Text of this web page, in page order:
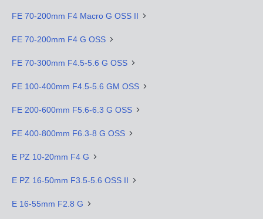
FE 70-200mm F4 Macro G OSS II
FE 70-200mm F4 G OSS
FE 70-300mm F4.5-5.6 G OSS
FE 100-400mm F4.5-5.6 GM OSS
FE 200-600mm F5.6-6.3 G OSS
FE 400-800mm F6.3-8 G OSS
E PZ 10-20mm F4 G
E PZ 16-50mm F3.5-5.6 OSS II
E 16-55mm F2.8 G